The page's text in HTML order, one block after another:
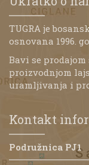
TUGRA je
osnovana 1996.
Bavi se
proizvodnjom
uramljivanja i
Kontakt
Podružnica PJ1